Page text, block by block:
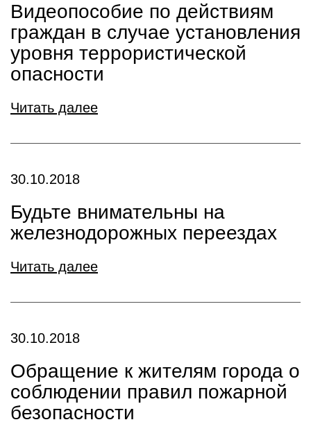
Видеопособие по действиям
граждан в случае установления
уровня террористической
опасности
Читать далее
30.10.2018
Будьте внимательны на
железнодорожных переездах
Читать далее
30.10.2018
Обращение к жителям города о
соблюдении правил пожарной
безопасности